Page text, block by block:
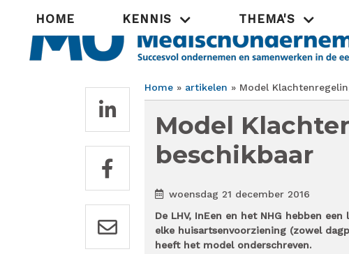
Hoofdnavigatie
HOME KENNIS THEMA'S
Home artikelen Model
Model
beschikbaar
woensdag 21 december 2016
De LHV, InEen en het NHG hebben
elke huisartsenvoorziening (zowel
heeft het model onderschreven.